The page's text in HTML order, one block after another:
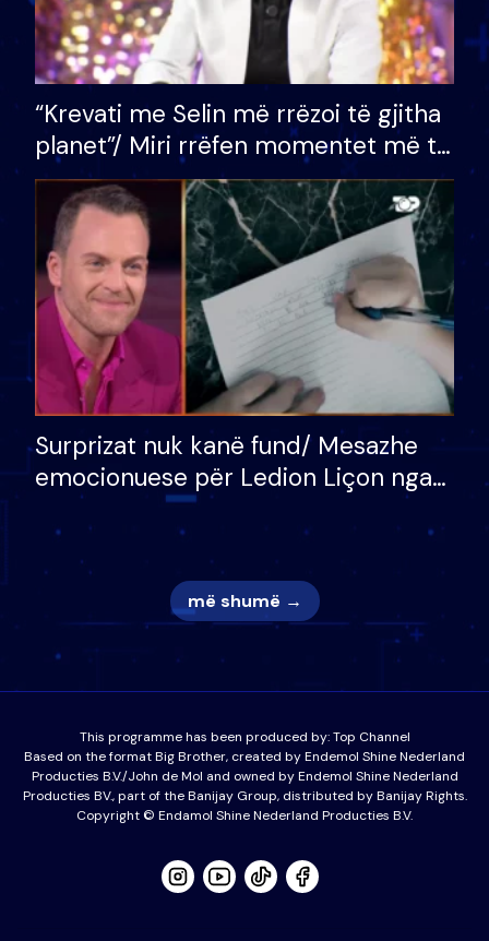
“Krevati me Selin më rrëzoi të gjitha
planet”/ Miri rrëfen momentet më të
bukura në shtëpinë e BB VIP: Do më
mungojë zilja e mëngjesit kur…
Surprizat nuk kanë fund/ Mesazhe
emocionuese për Ledion Liçon nga
nëna dhe fëmijët e tij, moderatori
nuk i mban dot lotët: Nuk meritoj…
më shumë →
This programme has been produced by:Top Channel
Based on the format Big Brother, created by Endemol Shine Nederland
Producties B.V./John de Mol and owned by Endemol Shine Nederland
Producties BV., part of the Banijay Group, distributed by Banijay Rights.
Copyright © Endamol Shine Nederland Producties B.V.